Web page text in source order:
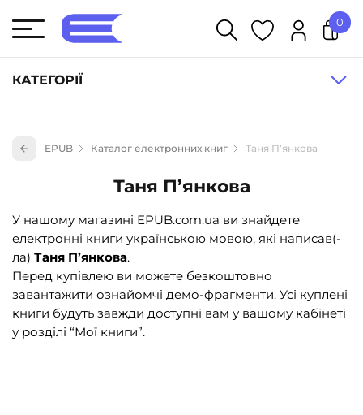
КАТЕГОРІЇ
Книги для дітей (833)
Книги для підлітків (240)
Науково-популярна література (1015)
Навчальна література та посібники (527)
Енциклопедії, довідники, словники (55)
Подарункові сертифікати (1)
0
EPUB Каталог електронних книг Таня П’янкова
Таня П’янкова
У нашому магазині EPUB.com.ua ви знайдете
електронні книги українською мовою, які написав(-
ла) Таня П’янкова.
Перед купівлею ви можете безкоштовно
завантажити ознайомчі демо-фрагменти. Усі куплені
книги будуть завжди доступні вам у вашому кабінеті
у розділі “Мої книги”.